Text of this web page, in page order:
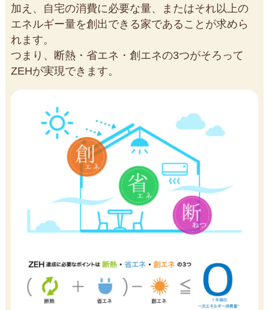
加え、自宅の消費に必要な量、またはそれ以上の
エネルギー量を創出できる家であることが求めら
れます。
つまり、断熱・省エネ・創エネの3つがそろって
ZEHが実現できます。